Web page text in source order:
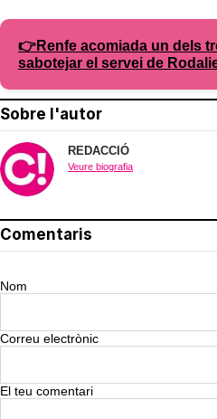
👉Renfe acomiada un dels
sabotejar el servei de
Sobre l'autor
REDACCIÓ
Veure biografia